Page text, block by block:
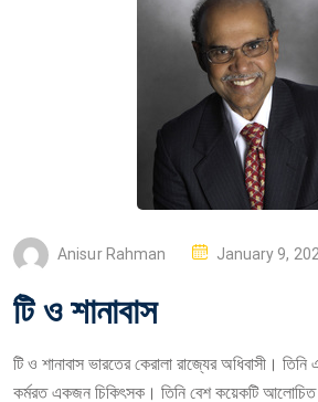
Anisur Rahman
E
D
January 9,
টি ও শানাবাস
টি ও শানাবাস ভারতের কেরালা রাজ্যের অধিবাসী। তিনি
কর্মরত একজন চিকিৎসক। তিনি বেশ কয়েকটি